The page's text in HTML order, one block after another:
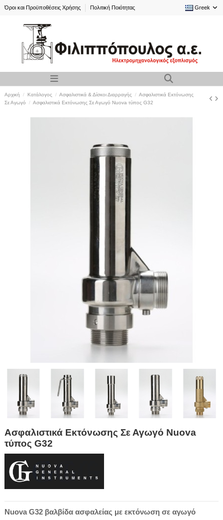
Όροι και Προϋποθέσεις Χρήσης Πολιτική Ποιότητας Greek
Αρχική Κατάλογος Ασφαλιστικά & Δίσκοι Διαρραγής
Ασφαλιστικά Εκτόνωσης
Σε Αγωγό
Ασφαλιστικά Εκτόνωσης Σε Αγωγό Nuova τύπος G32
Ασφαλιστικά Εκτόνωσης Σε Αγωγό Nuova
τύπος G32
Nuova G32 βαλβίδα ασφαλείας με εκτόνωση σε αγωγό